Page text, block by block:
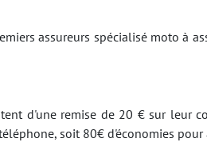
assureurs spécialisé moto à
d'une remise de 20 € sur leur
soit 80€ d'économies pour